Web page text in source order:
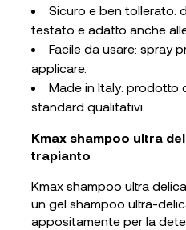
Sicuro e ben tollerato:
testato e adatto anche
Facile da usare: spray
applicare.
Made in Italy: prodotto
standard qualitativi.
Kmax shampoo ultra
trapianto
Kmax shampoo ultra
un gel shampoo ultra-
appositamente per la